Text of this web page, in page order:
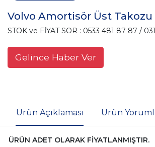
Volvo Amortisör Üst Takozu
STOK ve FİYAT SOR : 0533 481 87 87 /
Gelince Haber Ver
Ürün Açıklaması Ürün
ÜRÜN ADET OLARAK FİYATLANMIŞTIR.